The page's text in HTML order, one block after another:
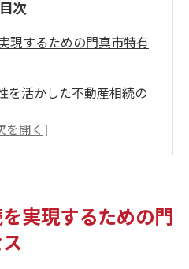
目次
現するための門真市特有
を活かした不動産相続の
れとそのチェックポイン
化するための第一歩
手続きの重要なステー
実現するための門